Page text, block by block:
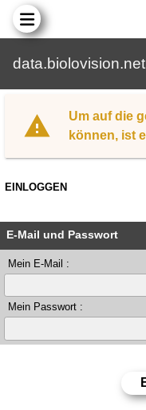
data.biolovision.net
Um auf die
können, ist
EINLOGGEN
E-Mail und Passwort
Mein E-Mail :
Mein Passwort :